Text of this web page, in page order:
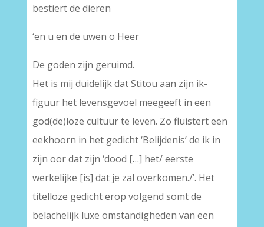
bestiert de dieren
‘en u en de uwen o Heer
De goden zijn geruimd.
Het is mij duidelijk dat Stitou aan zijn ik-
figuur het levensgevoel meegeeft in een
god(de)loze cultuur te leven. Zo fluistert een
eekhoorn in het gedicht ‘Belijdenis’ de ik in
zijn oor dat zijn ‘dood […] het/ eerste
werkelijke [is] dat je zal overkomen./’. Het
titelloze gedicht erop volgend somt de
belachelijk luxe omstandigheden van een